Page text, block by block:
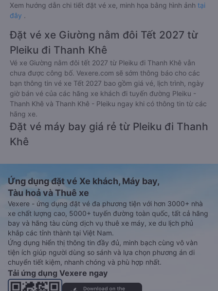
Xem hướng dẫn chi tiết đặt vé xe, minh họa bằng hình ảnh tại
đây .
Đặt vé xe Giường nằm đôi Tết 2027 từ
Pleiku đi Thanh Khê
Vé xe Giường nằm đôi tết 2027 từ Pleiku đi Thanh Khê vẫn
chưa được công bố. Vexere.com sẽ sớm thông báo cho các
bạn thông tin vé xe Tết 2027 bao gồm giá vé, lịch trình, ngày
giờ bán vé của các hãng xe khách đi tuyến đường Pleiku -
Thanh Khê và Thanh Khê - Pleiku ngay khi có thông tin từ các
hãng xe.
Đặt vé máy bay giá rẻ từ Pleiku đi Thanh
Khê
Ứng dụng đặt vé Xe khách, Máy bay,
Tàu hoả và Thuê xe
Vexere - ứng dụng đặt vé đa phương tiện với hơn 3000+ nhà
xe chất lượng cao, 5000+ tuyến đường toàn quốc, tất cả hãng
bay và hãng tàu cùng dịch vụ thuê xe máy, xe du lịch phủ
khắp các tỉnh thành tại Việt Nam.
Ứng dụng hiển thị thông tin đầy đủ, minh bạch cùng vô vàn
tiện ích giúp người dùng so sánh và lựa chọn phương án di
chuyển tiết kiệm, nhanh chóng và phù hợp nhất.
Tải ứng dụng Vexere ngay